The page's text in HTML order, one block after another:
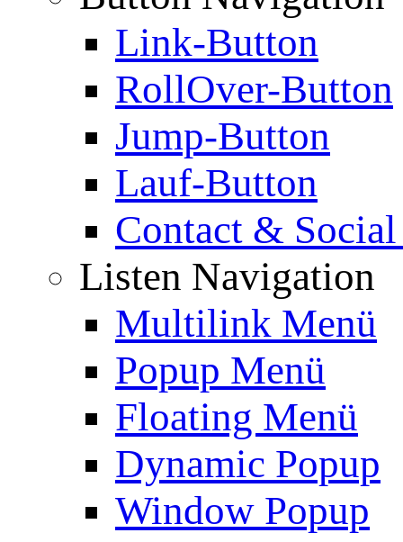
Link-Button
RollOver-Button
Jump-Button
Lauf-Button
Contact &
Listen Navigation
Multilink Menü
Popup Menü
Floating Menü
Dynamic Popup
Window Popup